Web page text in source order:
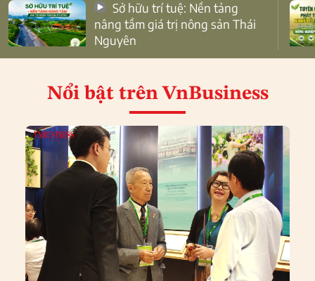
nâng tầm giá trị nông sản Thái
Nguyên
Nổi bật trên VnBusiness